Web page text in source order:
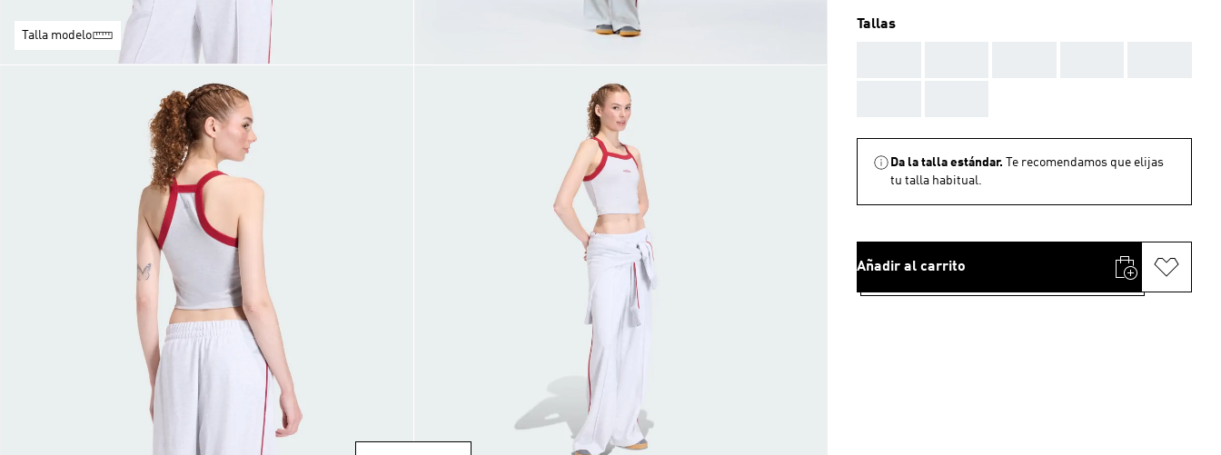
Talla modelo
Tallas
Da la talla estándar.
Te recomendamos que elijas
tu talla habitual.
Añadir al carrito